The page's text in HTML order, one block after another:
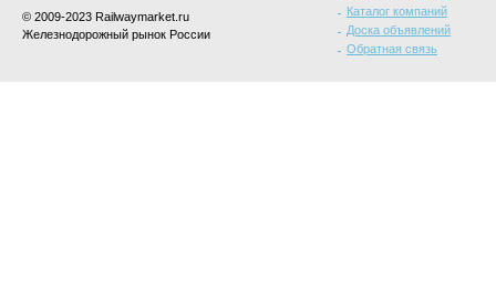
© 2009-2023 Railwaymarket.ru
Железнодорожный рынок России
Каталог компаний
Доска объявлений
Обратная связь